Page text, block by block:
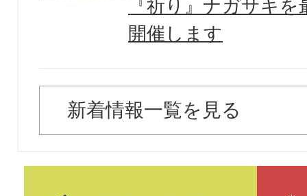
『祈り』ナガサキ
開催します
2026年07月30日
「広報やまと」令和
新着情報一覧を見る